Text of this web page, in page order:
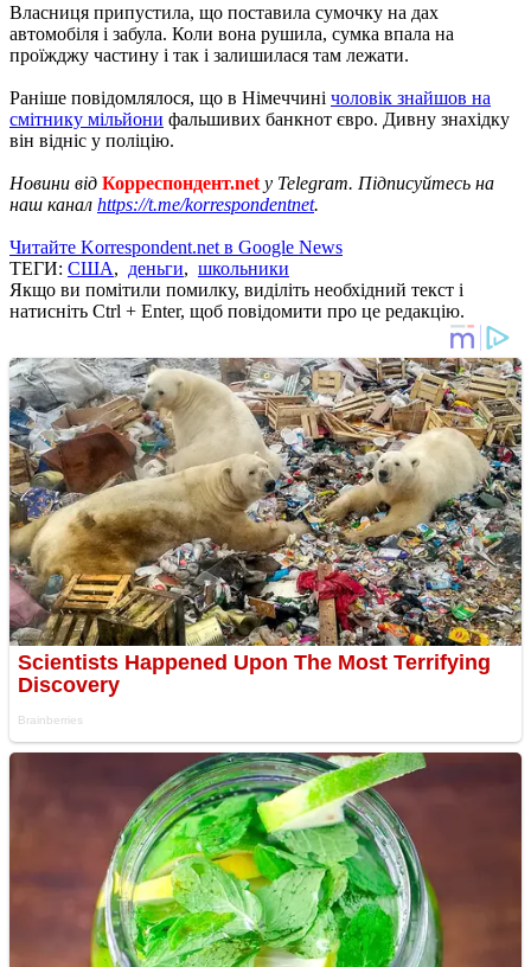
Власниця припустила, що поставила сумочку на дах
автомобіля і забула. Коли вона рушила, сумка впала на
проїжджу частину і так і залишилася там лежати.
Раніше повідомлялося, що в Німеччині чоловік знайшов на
смітнику мільйони фальшивих банкнот євро. Дивну знахідку
він відніс у поліцію.
Новини від Корреспондент.net у Telegram. Підписуйтесь на
наш канал https://t.me/korrespondentnet.
Читайте Korrespondent.net в Google News
ТЕГИ: США, деньги, школьники
Якщо ви помітили помилку, виділіть необхідний текст і
натисніть Ctrl + Enter, щоб повідомити про це редакцію.